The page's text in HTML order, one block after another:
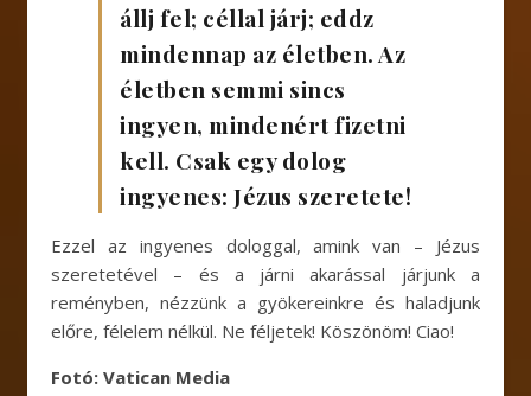
állj fel; céllal járj; eddz
mindennap az életben. Az
életben semmi sincs
ingyen, mindenért fizetni
kell. Csak egy dolog
ingyenes: Jézus szeretete!
Ezzel az ingyenes dologgal, amink van – Jézus
szeretetével – és a járni akarással járjunk a
reményben, nézzünk a gyökereinkre és haladjunk
előre, félelem nélkül. Ne féljetek! Köszönöm! Ciao!
Fotó: Vatican Media